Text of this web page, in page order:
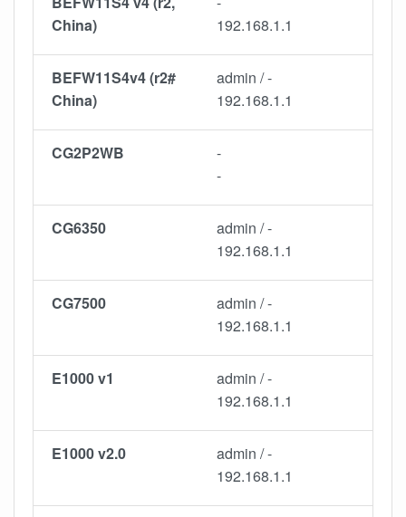
China)
192.168.1.1
BEFW11S4v4 (r2#
China)
admin / -
192.168.1.1
CG2P2WB
-
-
CG6350
admin / -
192.168.1.1
CG7500
admin / -
192.168.1.1
E1000 v1
admin / -
192.168.1.1
E1000 v2.0
admin / -
192.168.1.1